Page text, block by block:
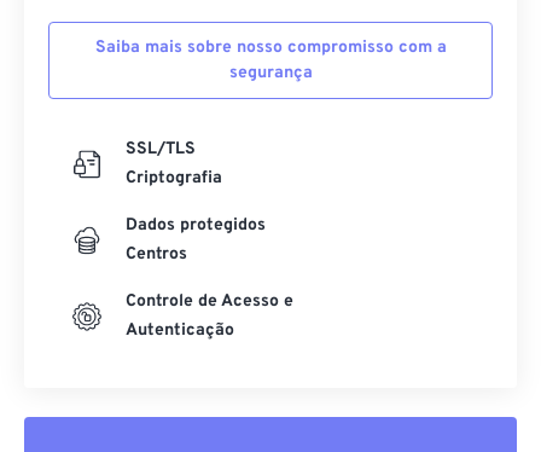
Saiba mais sobre nosso compromisso com a
segurança
SSL/TLS
Criptografia
Dados protegidos
Centros
Controle de Acesso e
Autenticação